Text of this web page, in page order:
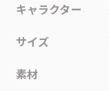
キャラクター
サイズ
素材